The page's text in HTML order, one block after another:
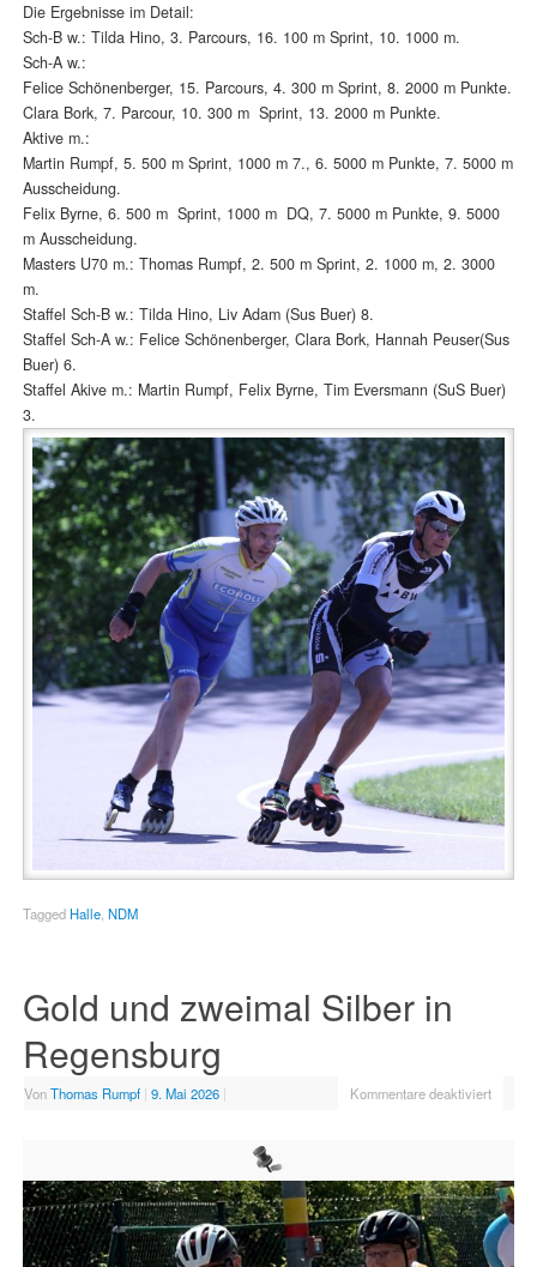
Die Ergebnisse im Detail:
Sch-B w.: Tilda Hino, 3. Parcours, 16. 100 m Sprint, 10. 1000 m.
Sch-A w.:
Felice Schönenberger, 15. Parcours, 4. 300 m Sprint, 8. 2000 m Punkte.
Clara Bork, 7. Parcour, 10. 300 m Sprint, 13. 2000 m Punkte.
Aktive m.:
Martin Rumpf, 5. 500 m Sprint, 1000 m 7., 6. 5000 m Punkte, 7. 5000 m
Ausscheidung.
Felix Byrne, 6. 500 m Sprint, 1000 m DQ, 7. 5000 m Punkte, 9. 5000
m Ausscheidung.
Masters U70 m.: Thomas Rumpf, 2. 500 m Sprint, 2. 1000 m, 2. 3000
m.
Staffel Sch-B w.: Tilda Hino, Liv Adam (Sus Buer) 8.
Staffel Sch-A w.: Felice Schönenberger, Clara Bork, Hannah Peuser(Sus
Buer) 6.
Staffel Akive m.: Martin Rumpf, Felix Byrne, Tim Eversmann (SuS Buer)
3.
Tagged Halle, NDM
Gold und zweimal Silber in
Regensburg
VonThomas Rumpf | 9. Mai 2026 | Kommentare deaktiviert